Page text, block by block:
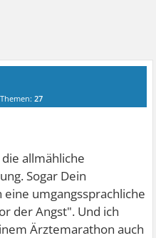
Themen:27
allmähliche
Sogar Dein
umgangssprachliche
der Angst". Und ich
Ärztemarathon auch